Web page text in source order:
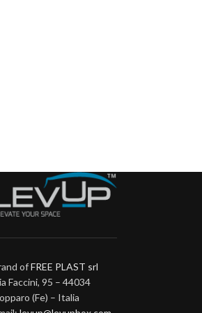
ofFREE PLAST srl
Faccini, 95 – 44034
(Fe) – Italia